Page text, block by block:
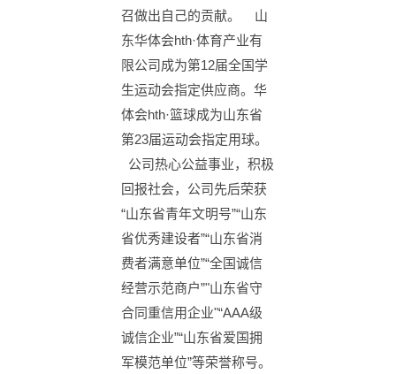
召做出自己的贡献。 山
东华体会hth·体育产业有
限公司成为第12届全国学
生运动会指定供应商。华
体会hth·篮球成为山东省
第23届运动会指定用球。
公司热心公益事业，积极
回报社会，公司先后荣获
“山东省青年文明号”“山东
省优秀建设者”“山东省消
费者满意单位”“全国诚信
经营示范商户”"山东省守
合同重信用企业"“AAA级
诚信企业”“山东省爱国拥
军模范单位”等荣誉称号。